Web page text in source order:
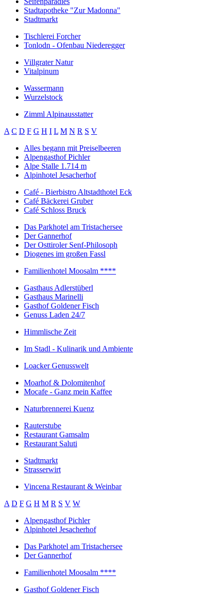
Stadtapotheke "Zur Madonna"
Stadtmarkt
Tischlerei Forcher
Tonlodn - Ofenbau Niederegger
Villgrater Natur
Vitalpinum
Wassermann
Wurzelstock
Zimml Alpinausstatter
A C D F G H I L M N R S V
Alles begann mit Preiselbeeren
Alpengasthof Pichler
Alpe Stalle 1.714 m
Alpinhotel Jesacherhof
Café - Bierbistro Altstadthotel Eck
Café Bäckerei Gruber
Café Schloss Bruck
Das Parkhotel am Tristachersee
Der Gannerhof
Der Osttiroler Senf-Philosoph
Diogenes im großen Fassl
Familienhotel Moosalm ****
Gasthaus Adlerstüberl
Gasthaus Marinelli
Gasthof Goldener Fisch
Genuss Laden 24/7
Himmlische Zeit
Im Stadl - Kulinarik und Ambiente
Loacker Genusswelt
Moarhof & Dolomitenhof
Mocafe - Ganz mein Kaffee
Naturbrennerei Kuenz
Rauterstube
Restaurant Gamsalm
Restaurant Saluti
Stadtmarkt
Strasserwirt
Vincena Restaurant & Weinbar
A D F G H M R S V W
Alpengasthof Pichler
Alpinhotel Jesacherhof
Das Parkhotel am Tristachersee
Der Gannerhof
Familienhotel Moosalm ****
Gasthof Goldener Fisch